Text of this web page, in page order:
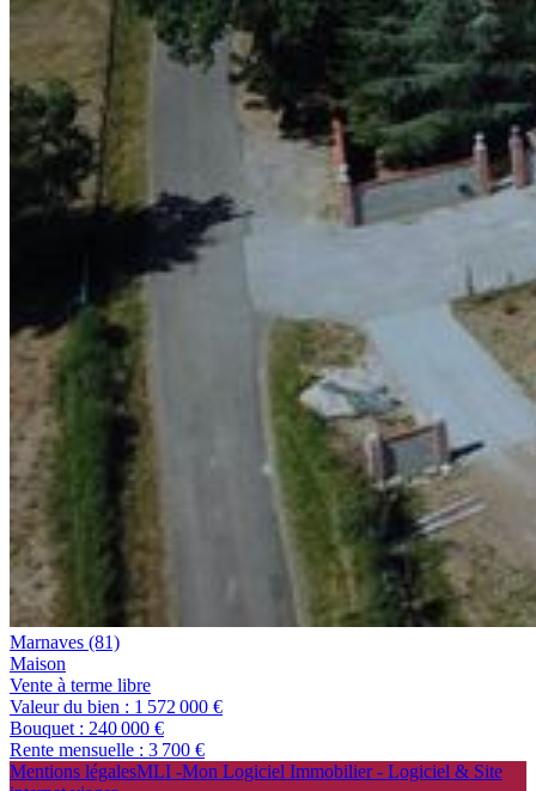
Marnaves (81)
maison
Vente à terme libre
Valeur du bien : 1 572 000 €
Bouquet : 240 000 €
Rente mensuelle : 3 700 €
Mentions légalesMLI -Mon Logiciel Immobilier - Logiciel & Site